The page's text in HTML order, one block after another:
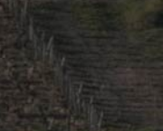
Site internet
: